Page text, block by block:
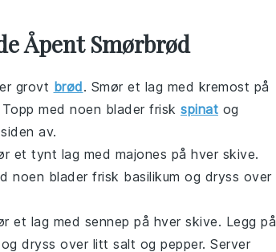
Åpent Smørbrød
grovt brød. Smør et lag med kremost på
med noen blader frisk spinat og
av.
et tynt lag med majones på hver skive.
noen blader frisk basilikum og dryss over
et lag med sennep på hver skive. Legg på
dryss over litt salt og pepper. Server